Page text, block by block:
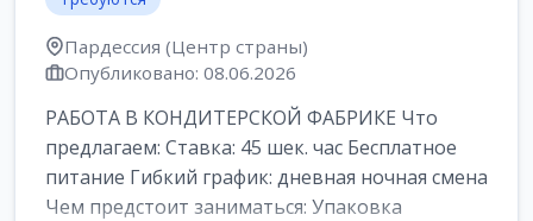
Пардессия (Центр страны)
Опубликовано: 08.06.2026
РАБОТА В КОНДИТЕРСКОЙ ФАБРИКЕ Что
предлагаем: Ставка: 45 шек. час Бесплатное
питание Гибкий график: дневная ночная смена
Чем предстоит заниматься: Упаковка